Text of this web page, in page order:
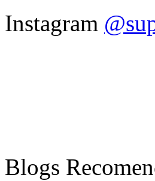
Instagram
Blogs